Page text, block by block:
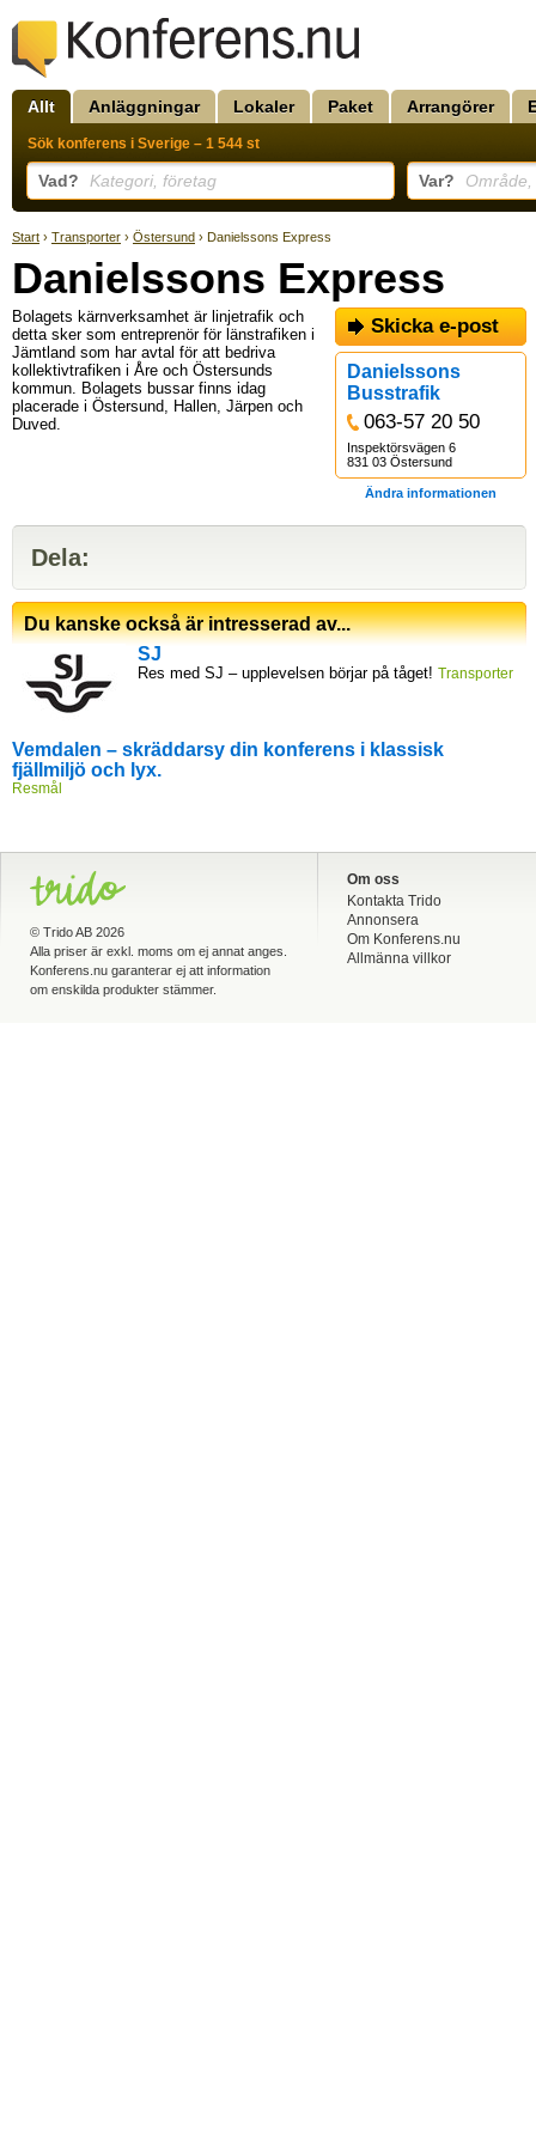
Allt Anläggningar Lokaler Paket Arrangörer
Sök konferens i Sverige – 1 544 st
Vad? Kategori, företag Var?
Start › Transporter › Östersund › Danielssons Express
Danielssons Express
Skicka e-post
Danielssons
Busstrafik
063-57 20 50
Inspektörsvägen 6
831 03 Östersund
Ändra informationen
Bolagets kärnverksamhet är linjetrafik och
detta sker som entreprenör för länstrafiken i
Jämtland som har avtal för att bedriva
kollektivtrafiken i Åre och Östersunds
kommun. Bolagets bussar finns idag
placerade i Östersund, Hallen, Järpen och
Duved.
Dela:
Du kanske också är intresserad av...
SJ
Res med SJ – upplevelsen börjar på tåget! Transporter
Vemdalen – skräddarsy din konferens i klassisk
fjällmiljö och lyx.
Resmål
© Trido AB 2026
Alla priser är exkl. moms om ej annat anges.
Konferens.nu garanterar ej att information
om enskilda produkter stämmer.
Om oss
Kontakta Trido
Annonsera
Om Konferens.nu
Allmänna villkor